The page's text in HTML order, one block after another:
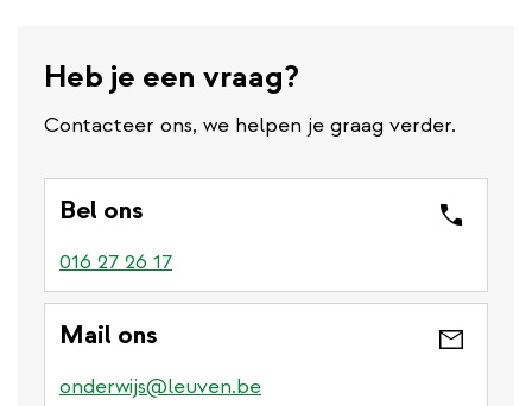
Heb je een vraag?
Contacteer ons, we helpen je graag verder.
Bel ons
016 27 26 17
Mail ons
onderwijs@leuven.be